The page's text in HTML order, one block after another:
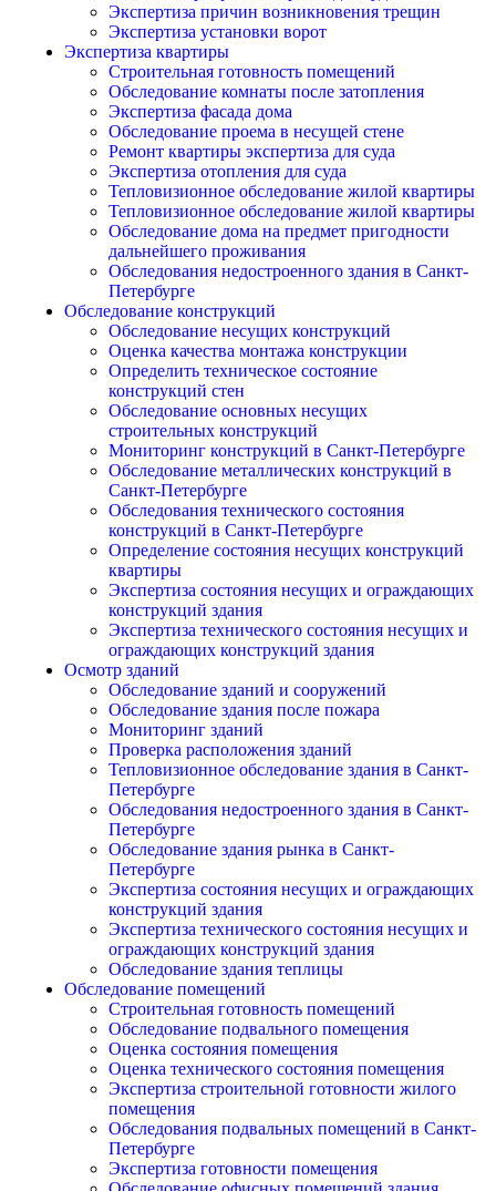
Экспертиза причин возникновения трещин
Экспертиза установки ворот
Экспертиза квартиры
Строительная готовность помещений
Обследование комнаты после затопления
Экспертиза фасада дома
Обследование проема в несущей стене
Ремонт квартиры экспертиза для суда
Экспертиза отопления для суда
Тепловизионное обследование жилой квартиры
Тепловизионное обследование жилой квартиры
Обследование дома на предмет пригодности
дальнейшего проживания
Обследования недостроенного здания в Санкт-
Петербурге
Обследование конструкций
Обследование несущих конструкций
Оценка качества монтажа конструкции
Определить техническое состояние
конструкций стен
Обследование основных несущих
строительных конструкций
Мониторинг конструкций в Санкт-Петербурге
Обследование металлических конструкций в
Санкт-Петербурге
Обследования технического состояния
конструкций в Санкт-Петербурге
Определение состояния несущих конструкций
квартиры
Экспертиза состояния несущих и ограждающих
конструкций здания
Экспертиза технического состояния несущих и
ограждающих конструкций здания
Осмотр зданий
Обследование зданий и сооружений
Обследование здания после пожара
Мониторинг зданий
Проверка расположения зданий
Тепловизионное обследование здания в Санкт-
Петербурге
Обследования недостроенного здания в Санкт-
Петербурге
Обследование здания рынка в Санкт-
Петербурге
Экспертиза состояния несущих и ограждающих
конструкций здания
Экспертиза технического состояния несущих и
ограждающих конструкций здания
Обследование здания теплицы
Обследование помещений
Строительная готовность помещений
Обследование подвального помещения
Оценка состояния помещения
Оценка технического состояния помещения
Экспертиза строительной готовности жилого
помещения
Обследования подвальных помещений в Санкт-
Петербурге
Экспертиза готовности помещения